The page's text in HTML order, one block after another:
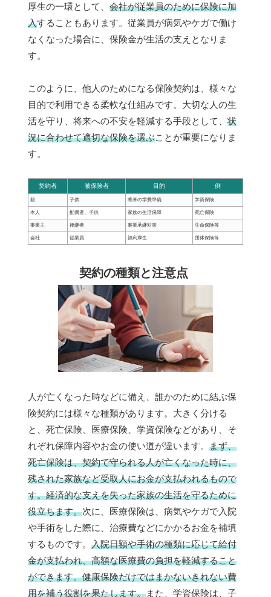
厚生の一環として、 会社が従業員のために保険に加
入することもあります。従業員が病気やケガで働け
なくなった場合に、保険金が生活の支えとなりま
す。
このように、他人のためになる保険契約は、様々な
目的で利用できる柔軟な仕組みです。大切な人の生
活を守り、将来への不安を軽減する手段として、 状
況に合わせて適切な保険を選ぶことが重要になりま
す。
契約者 被保険者 目的 例
親 子供 将来の学費準備 学資保険
本人 配偶者、子供 家族の生活保障 死亡保険
事業主 後継者 事業承継対策 生命保険等
会社 従業員 福利厚生 団体保険等
契約の種類と注意点
人が亡くなった時などに備え、誰かのために結ぶ保
険契約には様々な種類があります。大きく分ける
と、死亡保険、医療保険、学資保険などがあり、そ
れぞれ保障内容やお金の使い道が違います。 まず、
死亡保険は、契約で守られる人が亡くなった時に、
残された家族など受取人にお金が支払われるもので
す。経済的な支えを失った家族の生活を守るために
役立ちます。次に、医療保険は、病気やケガで入院
や手術をした際に、治療費などにかかるお金を補填
するものです。 入院日額や手術の種類に応じて給付
金が支払われ、高額な医療費の負担を軽減すること
ができます。健康保険だけではまかないきれない費
用を補う役割を果たします。また、学資保険は、子